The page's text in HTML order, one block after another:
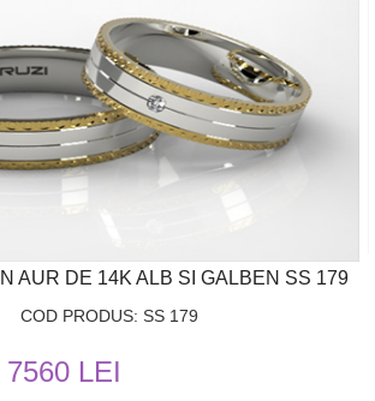
AUR DE 14K ALB SI GALBEN SS 179
COD PRODUS: SS 179
7560 LEI